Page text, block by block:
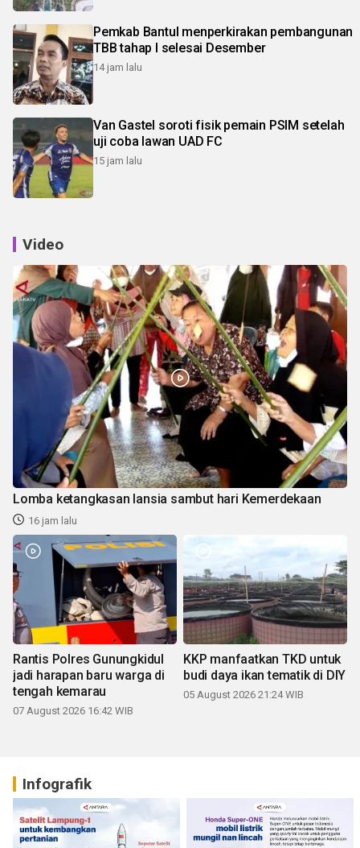
Pemkab Bantul menperkirakan pembangunan
TBB tahap I selesai Desember
14 jam lalu
Van Gastel soroti fisik pemain PSIM setelah
uji coba lawan UAD FC
15 jam lalu
Video
Lomba ketangkasan lansia sambut hari Kemerdekaan
16 jam lalu
Rantis Polres Gunungkidul
jadi harapan baru warga di
tengah kemarau
07 August 2026 16:42 WIB
KKP manfaatkan TKD untuk
budi daya ikan tematik di DIY
05 August 2026 21:24 WIB
Infografik